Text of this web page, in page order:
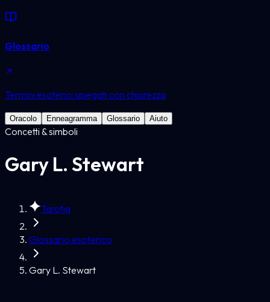
Glossario
Termini esoterici spiegati con chiarezza
Oracolo Enneagramma Glossario Aiuto
Concetti & simboli
Gary L. Stewart
Tarotia
Glossario esoterico
Gary L. Stewart